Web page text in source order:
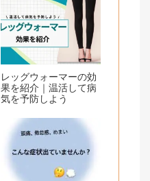
レッグウォーマーの効
果を紹介｜温活して病
気を予防しよう